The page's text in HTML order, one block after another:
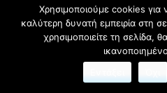
Χρησιμοποιούμε cookies
καλύτερη δυνατή εμπειρία στη
χρησιμοποιείτε τη σελίδα,